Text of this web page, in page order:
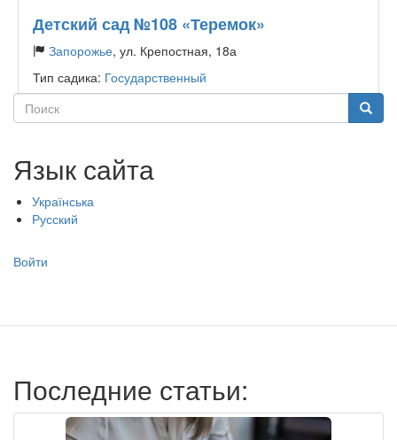
Детский сад №108 «Теремок»
Запорожье, ул. Крепостная, 18а
Тип садика: Государственный
Поиск
Поиск
Язык сайта
Українська
Русский
Меню
записи
Войти
Последние статьи: